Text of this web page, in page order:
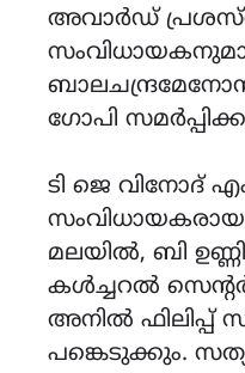
അവാർഡ്
ഗോപി
ടി ജെ വിനോദ്
മലയിൽ, ബി
കൾച്ചറൽ
അനിൽ ഫിലിപ്പ്
പങ്കെടുക്കും.